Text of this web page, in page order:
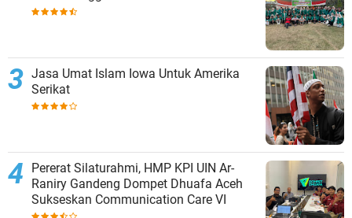
Jasa Umat Islam Iowa Untuk Amerika
Serikat
Pererat Silaturahmi, HMP KPI UIN Ar-
Raniry Gandeng Dompet Dhuafa Aceh
Sukseskan Communication Care VI